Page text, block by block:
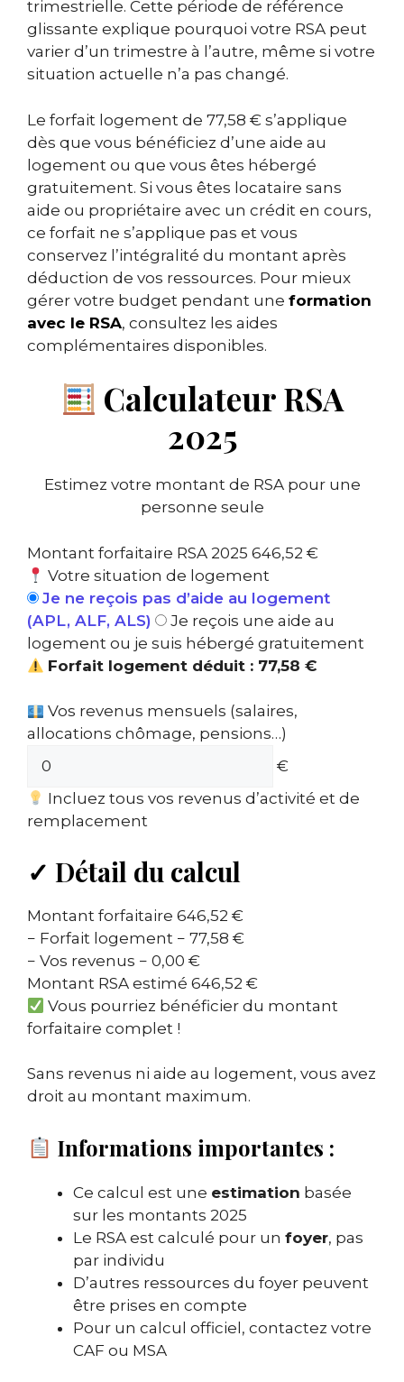
trimestrielle. Cette période de référence
glissante explique pourquoi votre RSA peut
varier d’un trimestre à l’autre, même si votre
situation actuelle n’a pas changé.
Le forfait logement de 77,58 € s’applique
dès que vous bénéficiez d’une aide au
logement ou que vous êtes hébergé
gratuitement. Si vous êtes locataire sans
aide ou propriétaire avec un crédit en cours,
ce forfait ne s’applique pas et vous
conservez l’intégralité du montant après
déduction de vos ressources. Pour mieux
gérer votre budget pendant une formation
avec le RSA, consultez les aides
complémentaires disponibles.
Calculateur RSA
2025
Estimez votre montant de RSA pour une
personne seule
Montant forfaitaire RSA 2025 646,52 €
Votre situation de logement
Je ne reçois pas d’aide au logement
(APL, ALF, ALS)
Je reçois une aide au
logement ou je suis hébergé gratuitement
Forfait logement déduit : 77,58 €
Vos revenus mensuels (salaires,
allocations chômage, pensions…)
€
Incluez tous vos revenus d’activité et de
remplacement
✓ Détail du calcul
Montant forfaitaire 646,52 €
− Forfait logement − 77,58 €
− Vos revenus − 0,00 €
Montant RSA estimé 646,52 €
Vous pourriez bénéficier du montant
forfaitaire complet !
Sans revenus ni aide au logement, vous avez
droit au montant maximum.
Informations importantes :
Ce calcul est une estimation basée
sur les montants 2025
Le RSA est calculé pour un foyer, pas
par individu
D’autres ressources du foyer peuvent
être prises en compte
Pour un calcul officiel, contactez votre
CAF ou MSA